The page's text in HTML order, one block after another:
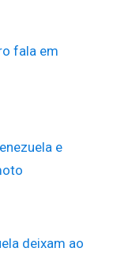
fala em
e
deixam ao